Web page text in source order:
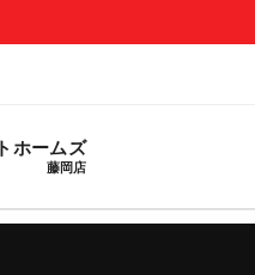
ホームズ
藤岡店